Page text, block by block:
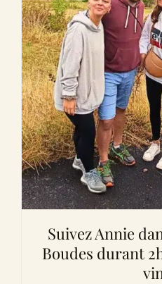
Suivez Annie
Boudes durant